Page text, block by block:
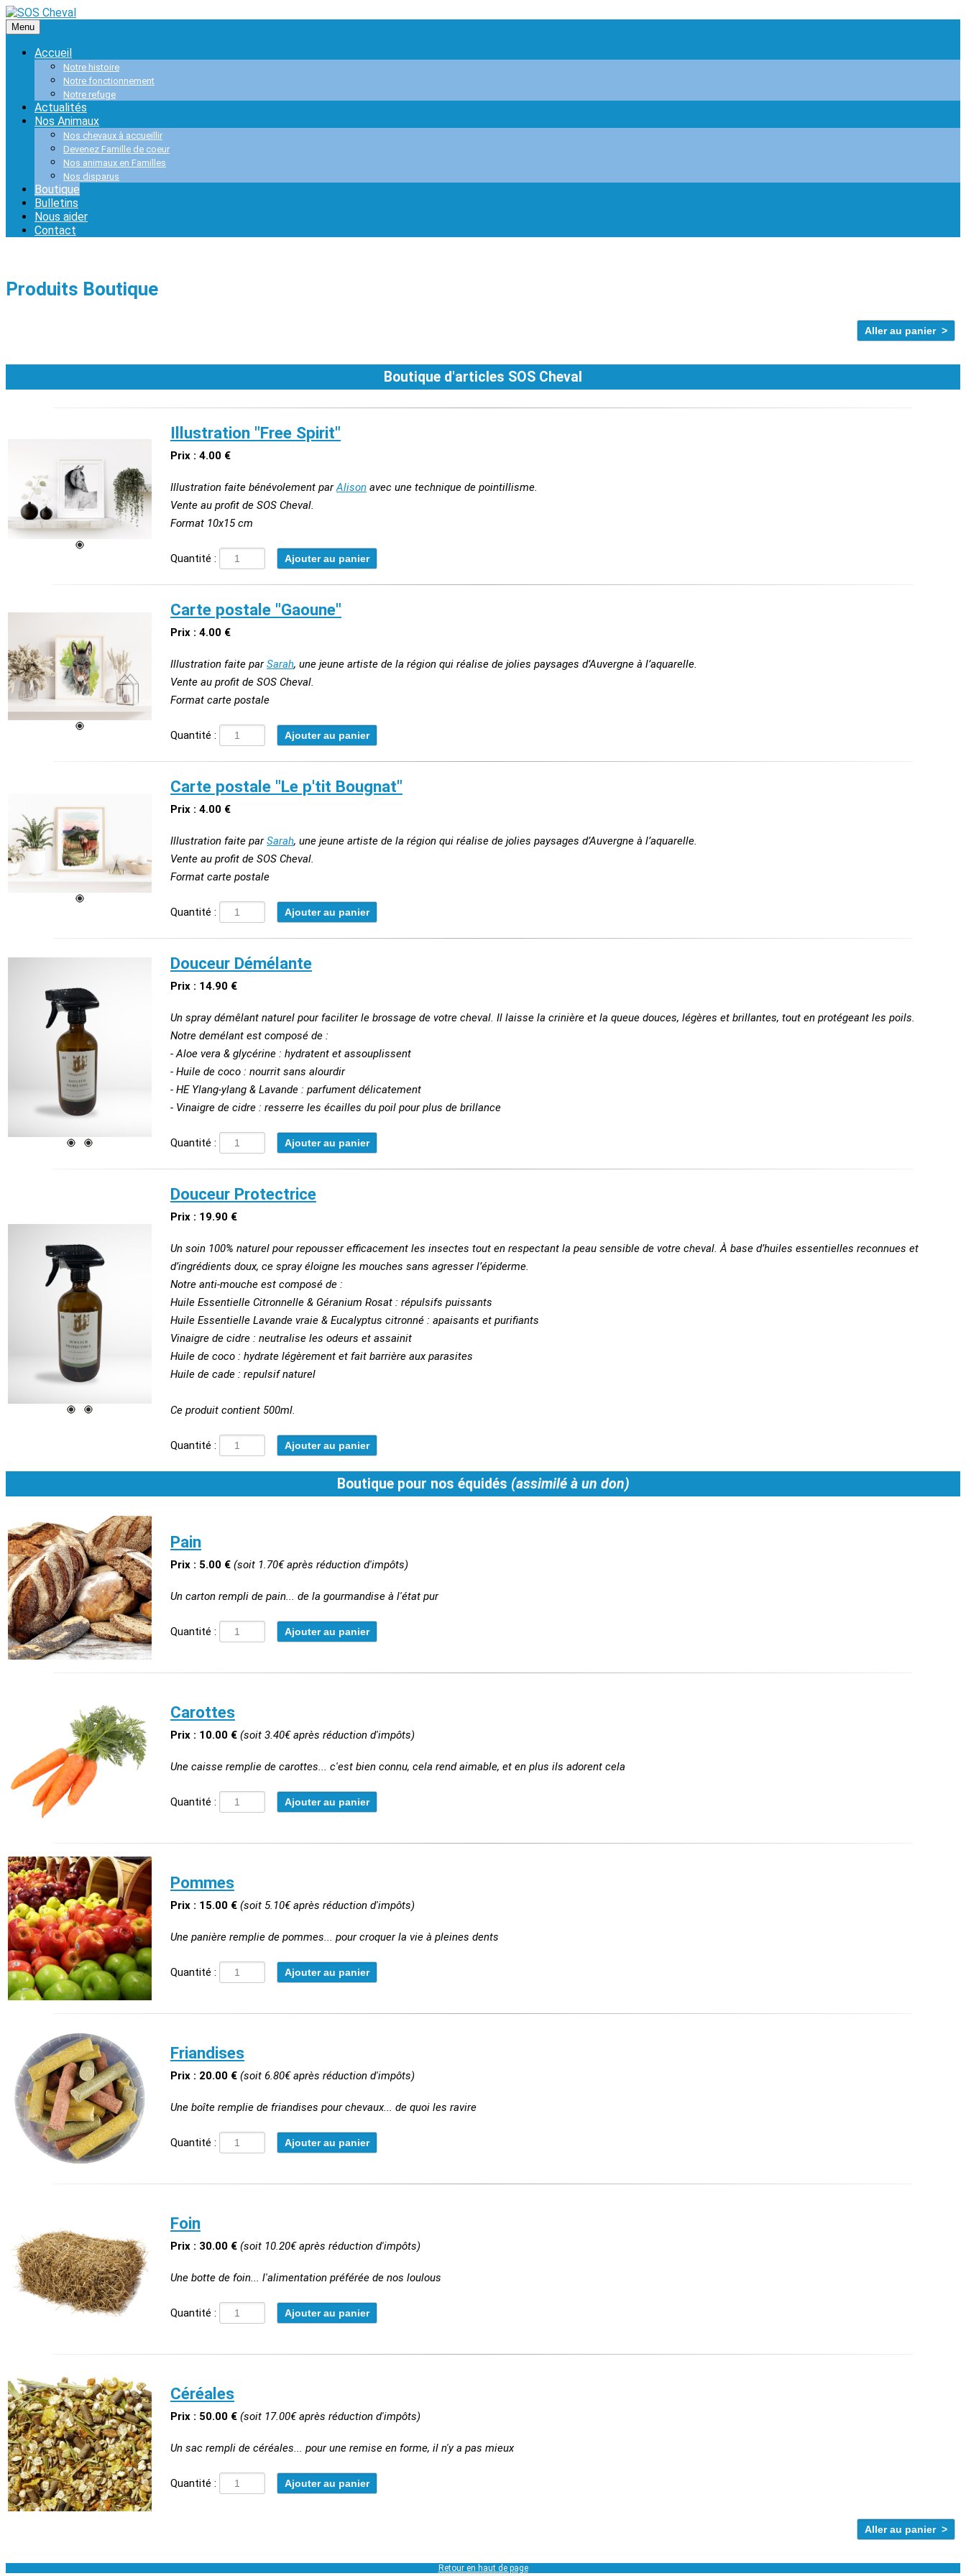
Skip
to
content
Menu
Accueil
Notre histoire
Notre fonctionnement
Notre refuge
Actualités
Nos Animaux
Nos chevaux à accueillir
Devenez Famille de coeur
Nos animaux en Familles
Nos disparus
Boutique
Bulletins
Nous aider
Contact
Produits Boutique
Boutique d'articles SOS Cheval
Illustration "Free Spirit"
Prix : 4.00 €
Illustration faite bénévolement parAlison avec une technique de pointillisme.
Vente au profit de SOS Cheval.
Format 10x15 cm
Quantité :
Carte postale "Gaoune"
Prix : 4.00 €
Illustration faite parSarah, une jeune artiste de la région qui réalise de jolies paysages d’Auvergne à l’aquarelle.
Vente au profit de SOS Cheval.
Format carte postale
Quantité :
Carte postale "Le p'tit Bougnat"
Prix : 4.00 €
Illustration faite parSarah, une jeune artiste de la région qui réalise de jolies paysages d’Auvergne à l’aquarelle.
Vente au profit de SOS Cheval.
Format carte postale
Quantité :
Douceur Démélante
Prix : 14.90 €
Un spray démêlant naturel pour faciliter le brossage de votre cheval. Il laisse la crinière et la queue douces, légères et brillantes, tout en protégeant les poils.
Notre demélant est composé de :
- Aloe vera & glycérine : hydratent et assouplissent
- Huile de coco : nourrit sans alourdir
- HE Ylang-ylang & Lavande : parfument délicatement
- Vinaigre de cidre : resserre les écailles du poil pour plus de brillance
Quantité :
Douceur Protectrice
Prix : 19.90 €
Un soin 100% naturel pour repousser efficacement les insectes tout en respectant la peau sensible de votre cheval. À base d’huiles essentielles reconnues et
d’ingrédients doux, ce spray éloigne les mouches sans agresser l’épiderme.
Notre anti-mouche est composé de :
Huile Essentielle Citronnelle & Géranium Rosat : répulsifs puissants
Huile Essentielle Lavande vraie & Eucalyptus citronné : apaisants et purifiants
Vinaigre de cidre : neutralise les odeurs et assainit
Huile de coco : hydrate légèrement et fait barrière aux parasites
Huile de cade : repulsif naturel
Ce produit contient 500ml.
Quantité :
Boutique pour nos équidés (assimilé à un don)
Pain
Prix : 5.00 € (soit 1.70€ après réduction d'impôts)
Un carton rempli de pain... de la gourmandise à l'état pur
Quantité :
Carottes
Prix : 10.00 € (soit 3.40€ après réduction d'impôts)
Une caisse remplie de carottes... c'est bien connu, cela rend aimable, et en plus ils adorent cela
Quantité :
Pommes
Prix : 15.00 € (soit 5.10€ après réduction d'impôts)
Une panière remplie de pommes... pour croquer la vie à pleines dents
Quantité :
Friandises
Prix : 20.00 € (soit 6.80€ après réduction d'impôts)
Une boîte remplie de friandises pour chevaux... de quoi les ravire
Quantité :
Foin
Prix : 30.00 € (soit 10.20€ après réduction d'impôts)
Une botte de foin... l'alimentation préférée de nos loulous
Quantité :
Céréales
Prix : 50.00 € (soit 17.00€ après réduction d'impôts)
Un sac rempli de céréales... pour une remise en forme, il n'y a pas mieux
Quantité :
Retour en haut de page